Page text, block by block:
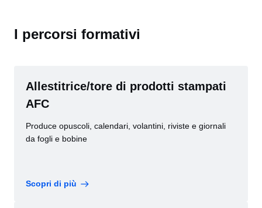
I percorsi formativi
Allestitrice/tore di prodotti stampati
AFC
Produce opuscoli, calendari, volantini, riviste e giornali
da fogli e bobine
Scopri di più